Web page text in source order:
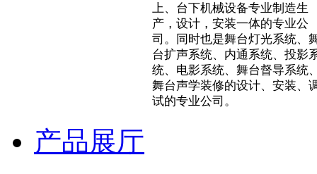
上、台下机械设备专业制造生
产，设计，安装一体的专业公
司。同时也是舞台灯光系统、
台扩声系统、内通系统、投影
统、电影系统、舞台督导系统
舞台声学装修的设计、安装、
试的专业公司。
产品展厅